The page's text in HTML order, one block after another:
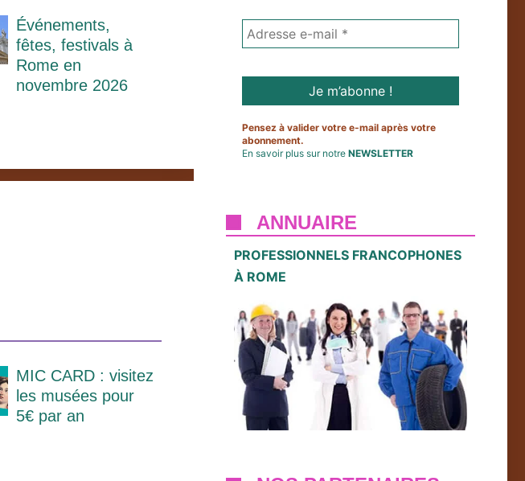
Événements,
fêtes, festivals à
Rome en
novembre 2026
MIC CARD : visitez
les musées pour
5€ par an
Pensez à valider votre e-mail après votre
abonnement.
En savoir plus sur notre NEWSLETTER
ANNUAIRE
PROFESSIONNELS FRANCOPHONES
À ROME